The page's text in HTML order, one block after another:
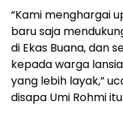
“Kami menghargai
baru saja
di Ekas Buana, dan
kepada warga
yang lebih layak,”
disapa Umi Rohmi itu.